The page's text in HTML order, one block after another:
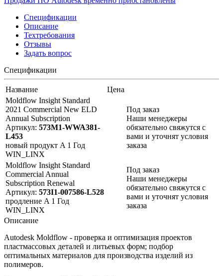
Спецификации
Описание
Техтребования
Отзывы
Задать вопрос
Спецификации
Название
Цена
Moldflow Insight Standard
2021 Commercial New ELD
Annual Subscription
Артикул: 573M1-WWA381-
L453
новый продукт A 1 Год
WIN_LINX
Под заказ
Наши менеджеры
обязательно свяжутся с
вами и уточнят условия
заказа
Moldflow Insight Standard
Commercial Annual
Subscription Renewal
Артикул: 573I1-007586-L528
продление A 1 Год
WIN_LINX
Под заказ
Наши менеджеры
обязательно свяжутся с
вами и уточнят условия
заказа
Описание
Autodesk Moldflow - проверка и оптимизация проектов
пластмассовых деталей и литьевых форм; подбор
оптимальных материалов для производства изделий из
полимеров.